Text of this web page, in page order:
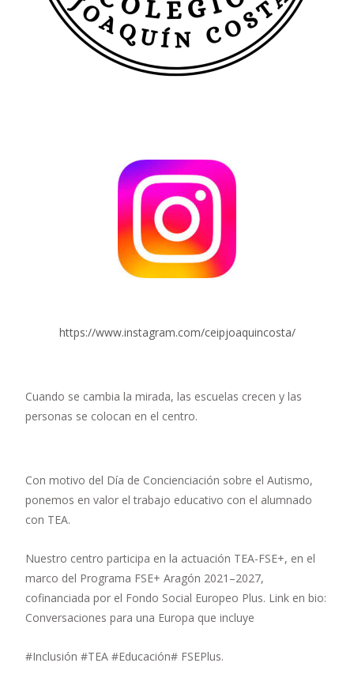
https://www.instagram.com/ceipjoaquincosta/
Cuando se cambia la mirada, las escuelas crecen y las
personas se colocan en el centro.
Con motivo del Día de Concienciación sobre el Autismo,
ponemos en valor el trabajo educativo con el alumnado
con TEA.
Nuestro centro participa en la actuación TEA-FSE+, en el
marco del Programa FSE+ Aragón 2021–2027,
cofinanciada por el Fondo Social Europeo Plus. Link en bio:
Conversaciones para una Europa que incluye
#Inclusión #TEA #Educación# FSEPlus.